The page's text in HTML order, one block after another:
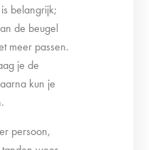
belangrijk;
de beugel
meer passen.
je de
kun je
persoon,